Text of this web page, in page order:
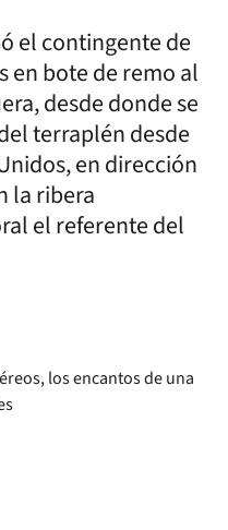
el contingente de
en bote de remo al
desde donde se
terraplén desde
en dirección
la ribera
el referente del